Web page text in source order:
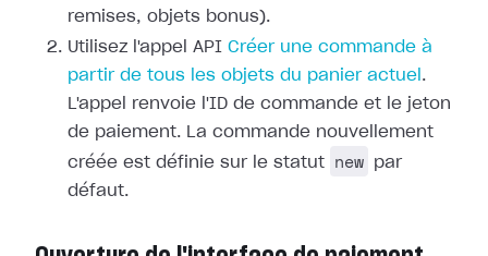
remises, objets bonus).
Utilisez l'appel API Créer une commande à
partir de tous les objets du panier actuel .
L'appel renvoie l'ID de commande et le jeton
de paiement. La commande nouvellement
créée est définie sur le statut
new
par
défaut.